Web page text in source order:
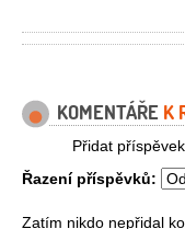
KOMENTÁŘE K
Přidat příspěvek
Řazení příspěvků:
Zatím nikdo nepřidal